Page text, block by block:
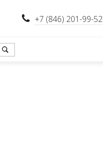
+7 (846) 201-99-52